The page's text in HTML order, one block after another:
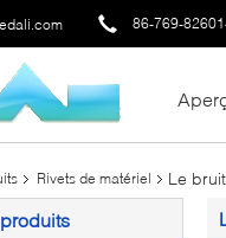
86-769-
Rivets de matériel Le